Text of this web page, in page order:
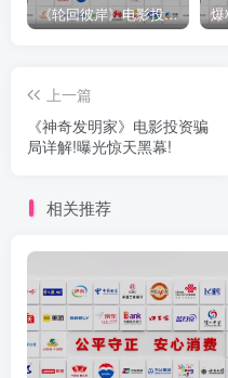
《轮回彼岸》电影投资骗局！电影真的能如期上映吗？
上一篇
《神奇发明家》电影投资骗
局详解!曝光惊天黑幕!
相关推荐